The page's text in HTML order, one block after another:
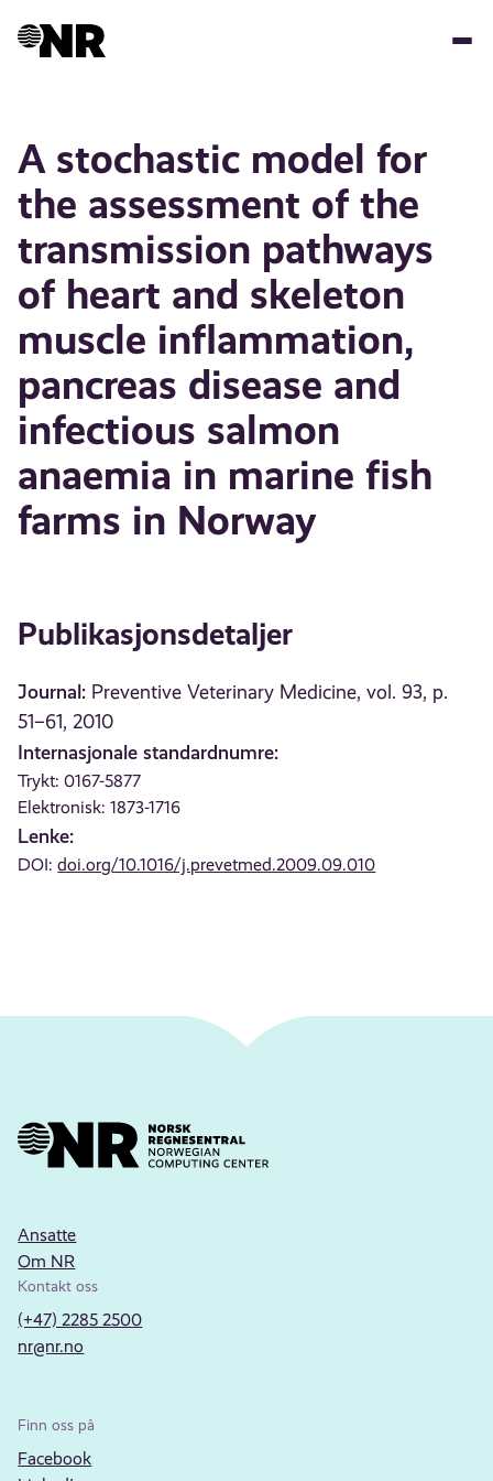
A stochastic model for
the assessment of the
transmission pathways
of heart and skeleton
muscle inflammation,
pancreas disease and
infectious salmon
anaemia in marine fish
farms in Norway
Publikasjonsdetaljer
Journal: Preventive Veterinary Medicine, vol. 93, p.
51–61, 2010
Internasjonale standardnumre:
Trykt: 0167-5877
Elektronisk: 1873-1716
Lenke:
DOI:doi.org/10.1016/j.prevetmed.2009.09.010
Ansatte
Om NR
Kontakt oss
(+47) 2285 2500
nr@nr.no
Finn oss på
Facebook